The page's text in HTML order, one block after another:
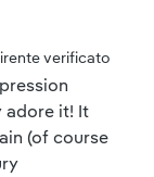
stelle
verificato
adore it! It
(of course